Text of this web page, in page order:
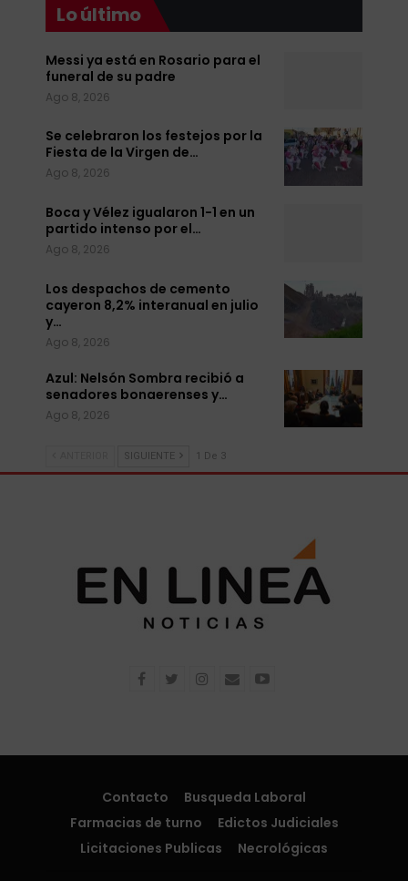
Lo último
Messi ya está en Rosario para el
funeral de su padre
Ago 8, 2026
Se celebraron los festejos por la
Fiesta de la Virgen de…
Ago 8, 2026
Boca y Vélez igualaron 1-1 en un
partido intenso por el…
Ago 8, 2026
Los despachos de cemento
cayeron 8,2% interanual en julio
y…
Ago 8, 2026
Azul: Nelsón Sombra recibió a
senadores bonaerenses y…
Ago 8, 2026
SIGUIENTE 1 De 3
Contacto
Busqueda Laboral
Farmacias de turno
Edictos Judiciales
Licitaciones Publicas
Necrológicas